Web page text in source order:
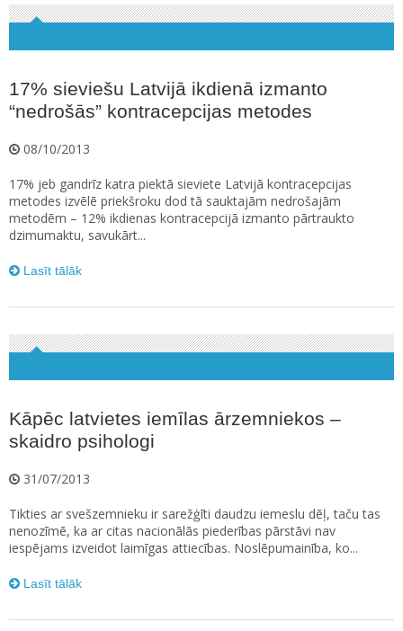
17% sieviešu Latvijā ikdienā izmanto
“nedrošās” kontracepcijas metodes
08/10/2013
17% jeb gandrīz katra piektā sieviete Latvijā kontracepcijas
metodes izvēlē priekšroku dod tā sauktajām nedrošajām
metodēm – 12% ikdienas kontracepcijā izmanto pārtraukto
dzimumaktu, savukārt...
Lasīt tālāk
Kāpēc latvietes iemīlas ārzemniekos –
skaidro psihologi
31/07/2013
Tikties ar svešzemnieku ir sarežģīti daudzu iemeslu dēļ, taču tas
nenozīmē, ka ar citas nacionālās piederības pārstāvi nav
iespējams izveidot laimīgas attiecības. Noslēpumainība, ko...
Lasīt tālāk